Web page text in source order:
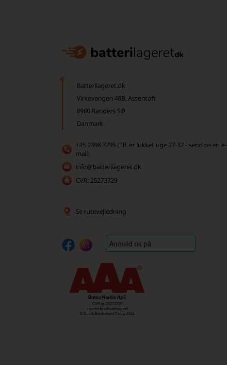
Batterilageret.dk
Virkevangen 48B, Assentoft
8960 Randers SØ
Danmark
+45 2398 3795 (Tlf. er lukket uge 27-32 - send os en e-
mail)
info@batterilageret.dk
CVR: 25273729
Se rutevejledning